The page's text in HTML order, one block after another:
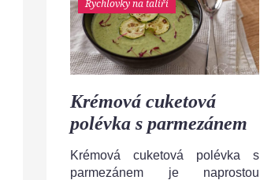
Rychlovky na talíři
Krémová cuketová
polévka s parmezánem
Krémová cuketová polévka s
parmezánem je naprostou